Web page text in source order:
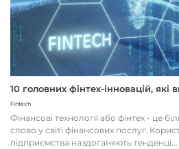
10 головних фінтех-інновацій, які
Fintech
Фінансові технології або фінтех - це
слово у світі фінансових послуг.
підприємства наздоганяють тенденці...